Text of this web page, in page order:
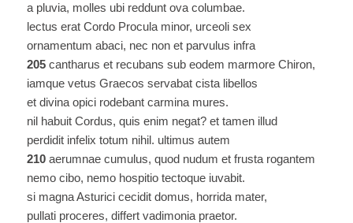
a pluvia, molles ubi reddunt ova columbae.
lectus erat Cordo Procula minor, urceoli sex
ornamentum abaci, nec non et parvulus infra
205cantharus et recubans sub eodem marmore Chiron,
iamque vetus Graecos servabat cista libellos
et divina opici rodebant carmina mures.
nil habuit Cordus, quis enim negat? et tamen illud
perdidit infelix totum nihil. ultimus autem
210aerumnae cumulus, quod nudum et frusta rogantem
nemo cibo, nemo hospitio tectoque iuvabit.
si magna Asturici cecidit domus, horrida mater,
pullati proceres, differt vadimonia praetor.